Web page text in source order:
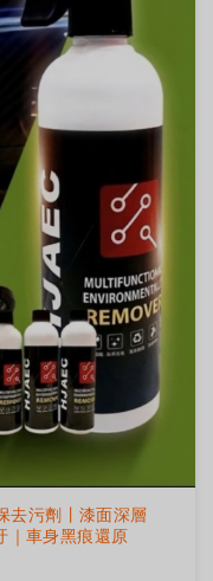
去污劑丨漆面深層
｜車身黑痕還原